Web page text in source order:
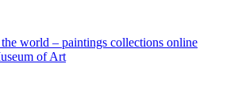
world – paintings collections online
of Art